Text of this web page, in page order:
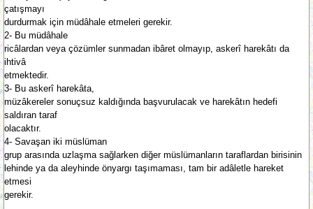
çatışmayı
durdurmak için müdâhale etmeleri gerekir.
2- Bu müdâhale
ricâlardan veya çözümler sunmadan ibâret olmayıp, askerî harekâtı da
ihtivâ
etmektedir.
3- Bu askerî harekâta,
müzâkereler sonuçsuz kaldığında başvurulacak ve harekâtın hedefi
saldıran taraf
olacaktır.
4- Savaşan iki müslüman
grup arasında uzlaşma sağlarken diğer müslümanların taraflardan birisinin
lehinde ya da aleyhinde önyargı taşımaması, tam bir adâletle hareket
etmesi
gerekir.